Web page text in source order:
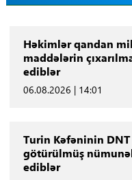
Həkimlər qandan
maddələrin
ediblər
06.08.2026 | 14:01
Turin Kəfəninin
götürülmüş
ediblər